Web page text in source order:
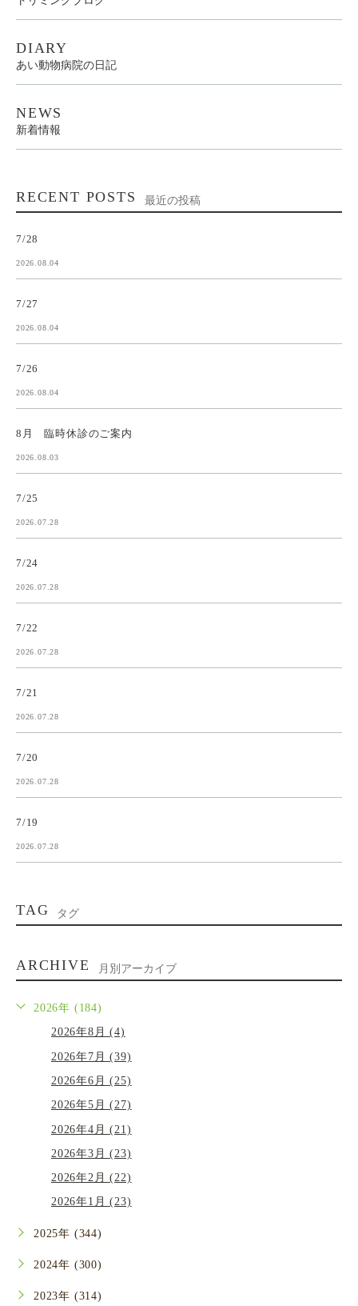
DIARY
あい動物病院の日記
NEWS
新着情報
RECENT POSTS 最近の投稿
7/28
2026.08.04
7/27
2026.08.04
7/26
2026.08.04
8月 臨時休診のご案内
2026.08.03
7/25
2026.07.28
7/24
2026.07.28
7/22
2026.07.28
7/21
2026.07.28
7/20
2026.07.28
7/19
2026.07.28
TAG タグ
ARCHIVE 月別アーカイブ
2026年 (184)
2026年8月 (4)
2026年7月 (39)
2026年6月 (25)
2026年5月 (27)
2026年4月 (21)
2026年3月 (23)
2026年2月 (22)
2026年1月 (23)
2025年 (344)
2024年 (300)
2023年 (314)